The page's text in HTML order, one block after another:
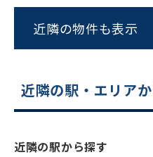
スムーズに
電話
近隣の物件も表示
近隣の駅・エリア
近隣の駅から探す